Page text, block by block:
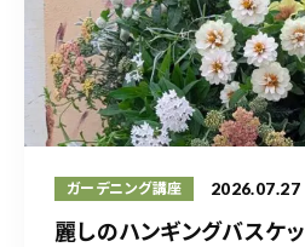
ガーデニング講座 2026.07.27
麗しのハンギングバスケ